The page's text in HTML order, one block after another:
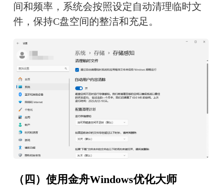
间和频率，系统会按照设定自动清理临时文
件，保持C盘空间的整洁和充足。
（四）使用金舟Windows优化大师